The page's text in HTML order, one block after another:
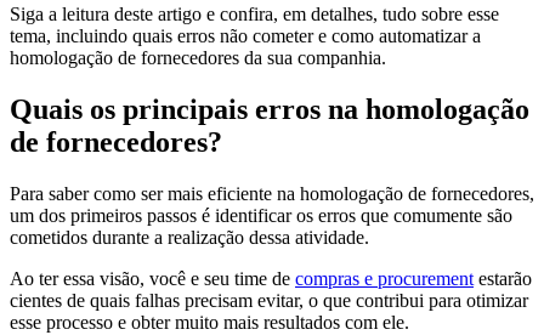
Siga a leitura deste artigo e confira, em detalhes, tudo sobre esse
tema, incluindo quais erros não cometer e como automatizar a
homologação de fornecedores da sua companhia.
Quais os principais erros na homologação
de fornecedores?
Para saber como ser mais eficiente na homologação de fornecedores,
um dos primeiros passos é identificar os erros que comumente são
cometidos durante a realização dessa atividade.
Ao ter essa visão, você e seu time de compras e procurement estarão
cientes de quais falhas precisam evitar, o que contribui para otimizar
esse processo e obter muito mais resultados com ele.